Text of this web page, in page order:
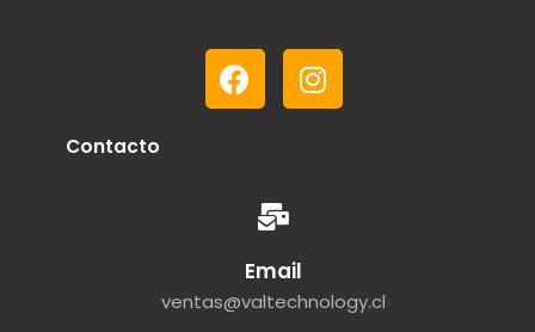
Contacto
Email
ventas@valtechnology.cl